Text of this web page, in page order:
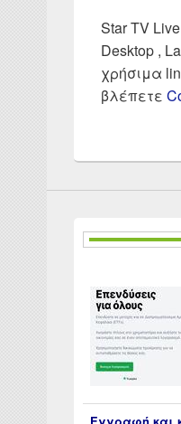
Star TV
Desktop ,
χρήσιμα
βλέπετε